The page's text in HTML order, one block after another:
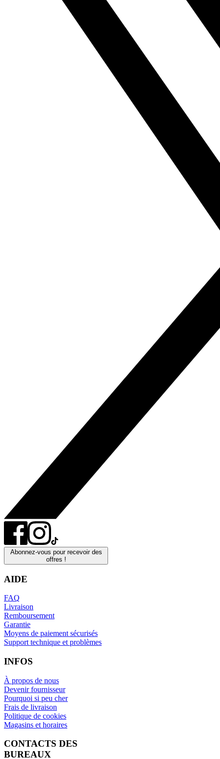
Abonnez-vous pour recevoir des
offres !
AIDE
FAQ
Livraison
Remboursement
Garantie
Moyens de paiement sécurisés
Support technique et problèmes
INFOS
À propos de nous
Devenir fournisseur
Pourquoi si peu cher
Frais de livraison
Politique de cookies
Magasins et horaires
CONTACTS DES
BUREAUX